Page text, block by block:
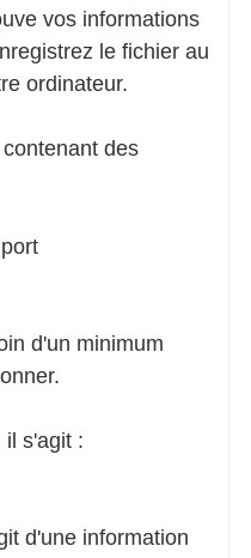
vos informations
le fichier au
ordinateur.
des
d'un minimum
il s'agit :
d'une information